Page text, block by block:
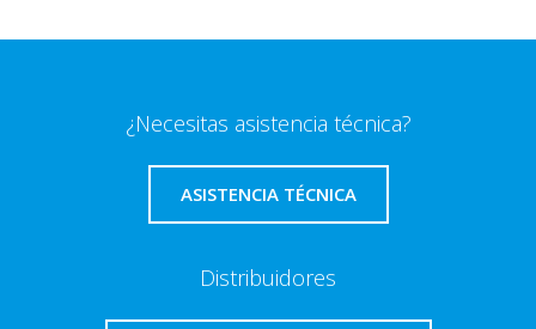
¿Necesitas asistencia técnica?
ASISTENCIA TÉCNICA
Distribuidores